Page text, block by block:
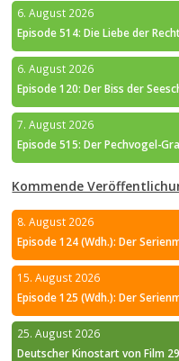
6. August 2026
Episode 514: Die Liebe der
6. August 2026
Episode 120: Der Biss der
7. August 2026
Episode 515: Der Pechvogel-
Kommende
8. August 2026
Episode 124 (Wdh.): Der
15. August 2026
Episode 125 (Wdh.): Der
25. August 2026
Deutscher Kinostart von Film